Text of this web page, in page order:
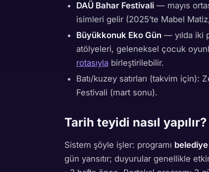
DAÜ Bahar Festivali— mayıs
isimleri gelir (2025’te Mabel
Büyükkonuk Eko Gün— yılda iki
atölyeleri, geleneksel çocuk
rotasıylabirleştirilebilir.
Batı/kuzey satırları (takvim için):
Festivali (mart sonu).
Tarih teyidi nasıl yapılır?
Sistem şöyle işler: programı belediye
gün yansıtır; duyurular genellikle